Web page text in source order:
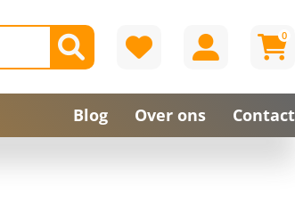
0
Blog Over ons Contact